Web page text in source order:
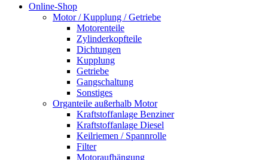
Online-Shop
Motor / Kupplung / Getriebe
Motorenteile
Zylinderkopfteile
Dichtungen
Kupplung
Getriebe
Gangschaltung
Sonstiges
Organteile außerhalb Motor
Kraftstoffanlage Benziner
Kraftstoffanlage Diesel
Keilriemen / Spannrolle
Filter
Motoraufhängung